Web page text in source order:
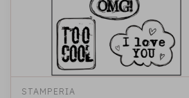
STAMPERIA